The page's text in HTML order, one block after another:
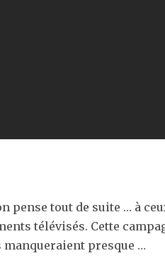
pense tout de suite … à
télévisés. Cette
manqueraient presque …